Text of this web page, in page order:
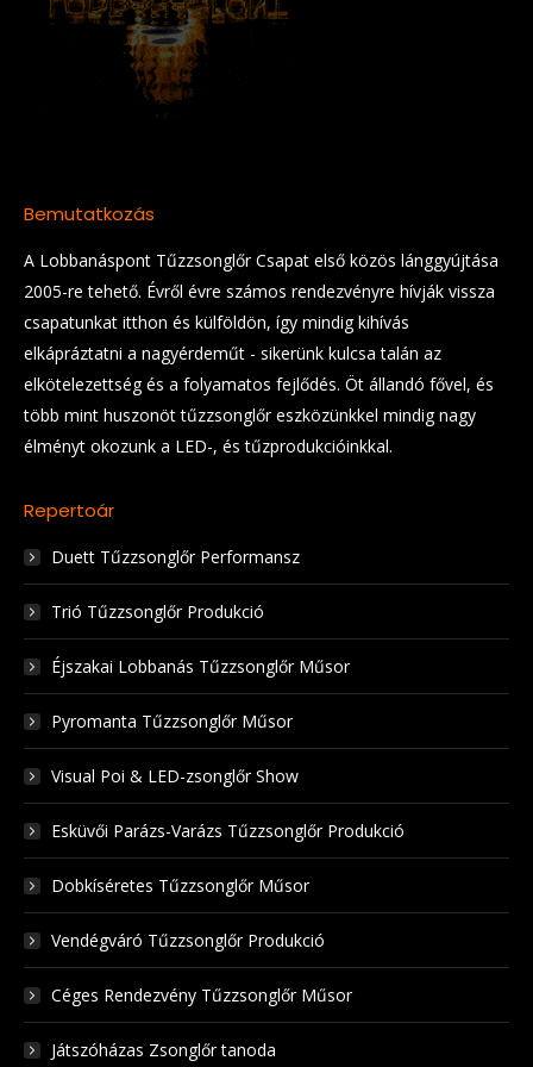
Bemutatkozás
A Lobbanáspont Tűzzsonglőr Csapat első közös lánggyújtása
2005-re tehető. Évről évre számos rendezvényre hívják vissza
csapatunkat itthon és külföldön, így mindig kihívás
elkápráztatni a nagyérdeműt - sikerünk kulcsa talán az
elkötelezettség és a folyamatos fejlődés. Öt állandó fővel, és
több mint huszonöt tűzzsonglőr eszközünkkel mindig nagy
élményt okozunk a LED-, és tűzprodukcióinkkal.
Repertoár
Duett Tűzzsonglőr Performansz
Trió Tűzzsonglőr Produkció
Éjszakai Lobbanás Tűzzsonglőr Műsor
Pyromanta Tűzzsonglőr Műsor
Visual Poi & LED-zsonglőr Show
Esküvői Parázs-Varázs Tűzzsonglőr Produkció
Dobkíséretes Tűzzsonglőr Műsor
Vendégváró Tűzzsonglőr Produkció
Céges Rendezvény Tűzzsonglőr Műsor
Játszóházas Zsonglőr tanoda